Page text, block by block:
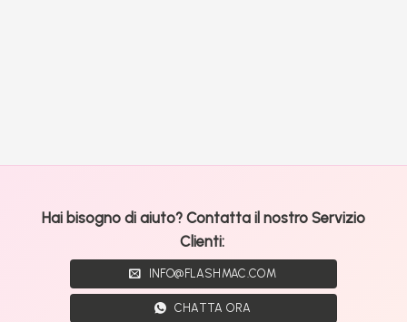
Hai bisogno di aiuto? Contatta il nostro Servizio
Clienti:
INFO@FLASHMAC.COM
CHATTA ORA